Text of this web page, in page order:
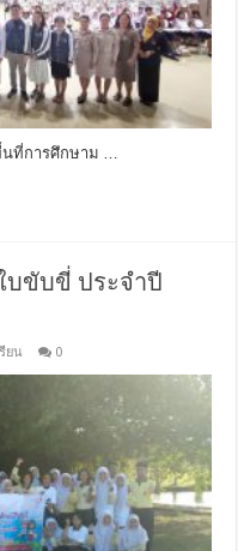
นที่การศึกษาม …
บขับขี่ ประจำปี
ยน 0